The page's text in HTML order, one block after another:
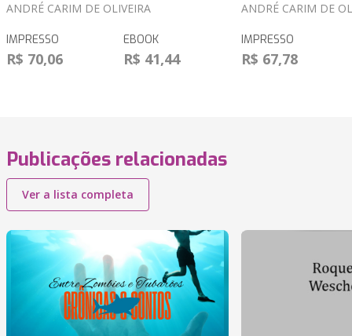
ANDRÉ CARIM DE OLIVEIRA
IMPRESSO
R$ 70,06
EBOOK
R$ 41,44
ANDRÉ CARIM DE
IMPRESSO
R$ 67,78
Publicações relacionadas
Ver a lista completa